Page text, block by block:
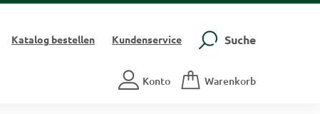
Katalogbestellen Kundenservice Suche
Konto Warenkorb